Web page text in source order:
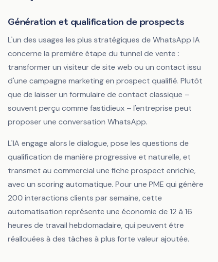
Génération et qualification de prospects
L'un des usages les plus stratégiques de WhatsApp IA
concerne la première étape du tunnel de vente :
transformer un visiteur de site web ou un contact issu
d'une campagne marketing en prospect qualifié. Plutôt
que de laisser un formulaire de contact classique –
souvent perçu comme fastidieux – l'entreprise peut
proposer une conversation WhatsApp.
L'IA engage alors le dialogue, pose les questions de
qualification de manière progressive et naturelle, et
transmet au commercial une fiche prospect enrichie,
avec un scoring automatique. Pour une PME qui génère
200 interactions clients par semaine, cette
automatisation représente une économie de 12 à 16
heures de travail hebdomadaire, qui peuvent être
réallouées à des tâches à plus forte valeur ajoutée.